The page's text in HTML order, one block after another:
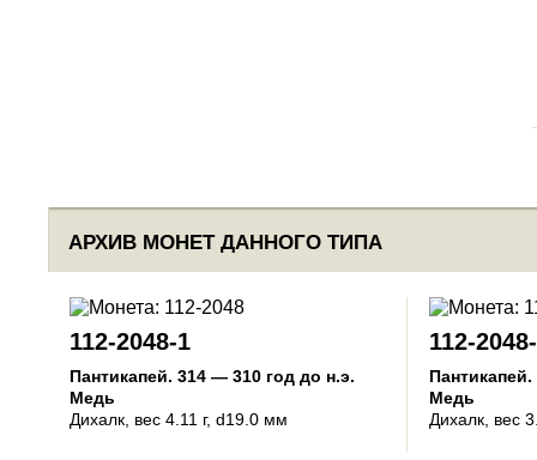
АРХИВ МОНЕТ ДАННОГО ТИПА
112-2048-1
Пантикапей. 314 — 310 год до н.э.
Медь
Дихалк , вес 4.11 г, d19.0 мм
112-
Пантикапей.
Медь
Дихалк , вес